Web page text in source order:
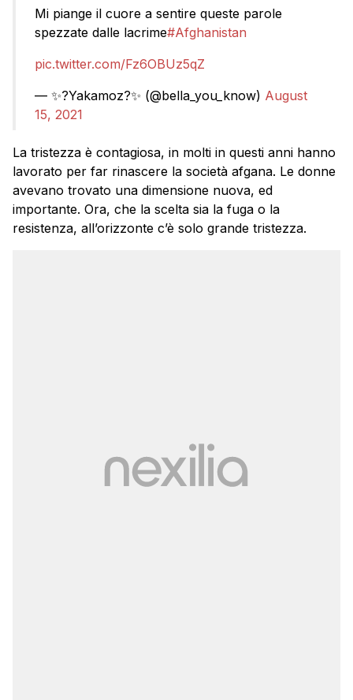
Mi piange il cuore a sentire queste parole
spezzate dalle lacrime#Afghanistan
pic.twitter.com/Fz6OBUz5qZ
— ✨?Yakamoz?✨ (@bella_you_know) August
15, 2021
La tristezza è contagiosa, in molti in questi anni hanno
lavorato per far rinascere la società afgana. Le donne
avevano trovato una dimensione nuova, ed
importante. Ora, che la scelta sia la fuga o la
resistenza, all’orizzonte c’è solo grande tristezza.